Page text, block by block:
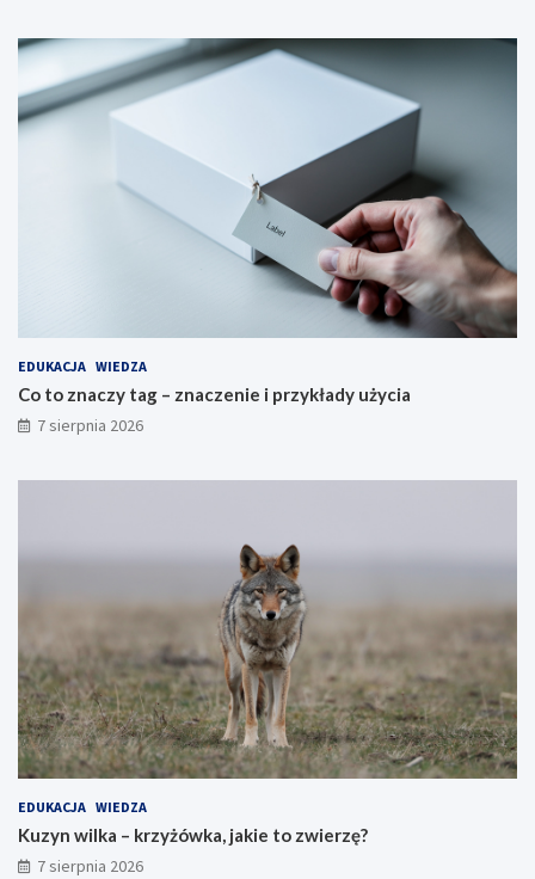
EDUKACJA WIEDZA
Co to znaczy tag – znaczenie i przykłady użycia
7 sierpnia 2026
EDUKACJA WIEDZA
Kuzyn wilka – krzyżówka, jakie to zwierzę?
7 sierpnia 2026